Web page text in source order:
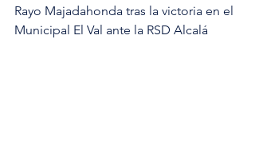
Rayo Majadahonda tras la victoria en el
Municipal El Val ante la RSD Alcalá